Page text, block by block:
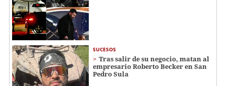
SUCESOS
Tras salir de su negocio, matan al
empresario Roberto Becker en San
Pedro Sula